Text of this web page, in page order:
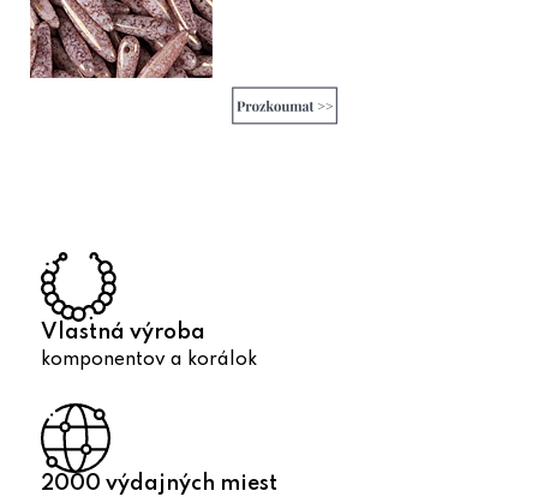
Vlastná výroba
komponentov a korálok
2000 výdajných miest